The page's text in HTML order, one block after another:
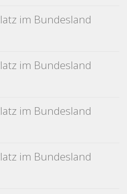
im Bundesland
im Bundesland
im Bundesland
im Bundesland